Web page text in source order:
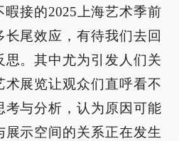
接的2025上海艺术季前
尾效应，有待我们去回
思。其中尤为引发人们关
展览让观众们直呼看不
考与分析，认为原因可能
示空间的关系正在发生